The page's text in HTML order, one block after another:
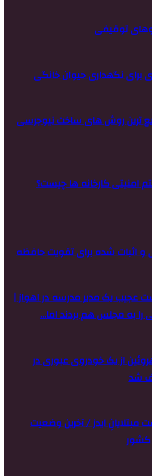
توقیفی
ترین روش های ساخت نیوجرسی
امنیتی کارخانه ها چیست؟
عجیب یک مدیر مدرسه در اهواز |
را به مجلس هم بردند اما…
از یک خودروی عبوری در
شد
مبتلایانِ ایدز / آخرین وضعیت